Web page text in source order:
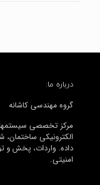
درباره ما:
گروه مهندسی کاشانه
مرکز تخصصی
الکترونیکی ساختمان،
داده. واردات، پخش و
امنیتی.